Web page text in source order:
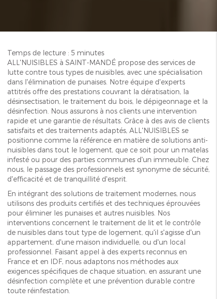
Temps de lecture : 5 minutes
ALL'NUISIBLES à SAINT-MANDÉ propose des services de
lutte contre tous types de nuisibles, avec une spécialisation
dans l'élimination de punaises. Notre équipe d'experts
attitrés offre des prestations couvrant la dératisation, la
désinsectisation, le traitement du bois, le dépigeonnage et la
désinfection. Nous assurons à nos clients une intervention
rapide et une garantie de résultats. Grâce à des avis de clients
satisfaits et des traitements adaptés, ALL'NUISIBLES se
positionne comme la référence en matière de solutions anti-
nuisibles dans tout le logement, que ce soit pour un matelas
infesté ou pour des parties communes d'un immeuble. Chez
nous, le passage des professionnels est synonyme de sécurité,
d'efficacité et de tranquillité d'esprit.
En intégrant des solutions de traitement modernes, nous
utilisons des produits certifiés et des techniques éprouvées
pour éliminer les punaises et autres nuisibles. Nos
interventions concernent le traitement de lit et le contrôle
de nuisibles dans tout type de logement, qu'il s'agisse d'un
appartement, d'une maison individuelle, ou d'un local
professionnel. Faisant appel à des experts reconnus en
France et en IDF, nous adaptons nos méthodes aux
exigences spécifiques de chaque situation, en assurant une
désinfection complète et une prévention durable contre
toute réinfestation.